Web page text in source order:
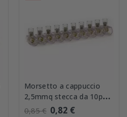
Morsetto a cappuccio
2,5mmq stecca da 10pz
Master MM25
0,85 € 0,82 €